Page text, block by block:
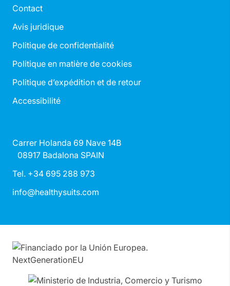
Contact
Avis juridique
Politique de confidentialité
Politique en matière de cookies
Politique d’expédition et de retour
Accessibilité
Carrer Holanda 69 Nave 14B
08917 Badalona SPAIN
Tel. +34 695 288 973
info@healthysuits.com